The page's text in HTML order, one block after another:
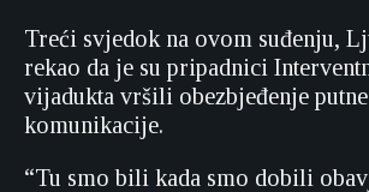
Treći svjedok na ovom suđenju,
rekao da je su pripadnici
vijadukta vršili obezbjeđenje putne
komunikacije.
“Tu smo bili kada smo dobili